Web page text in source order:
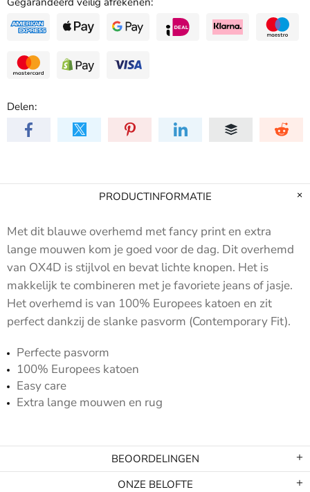
Delen:
PRODUCTINFORMATIE
Met dit blauwe overhemd met fancy print en extra
lange mouwen kom je goed voor de dag. Dit overhemd
van OX4D is stijlvol en bevat lichte knopen. Het is
makkelijk te combineren met je favoriete jeans of jasje.
Het overhemd is van 100% Europees katoen en zit
perfect dankzij de slanke pasvorm (Contemporary Fit).
Perfecte pasvorm
100% Europees katoen
Easy care
Extra lange mouwen en rug
BEOORDELINGEN
ONZE BELOFTE